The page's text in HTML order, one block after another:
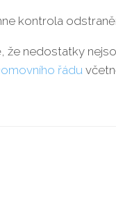
kontrola
že nedostatky
řádu